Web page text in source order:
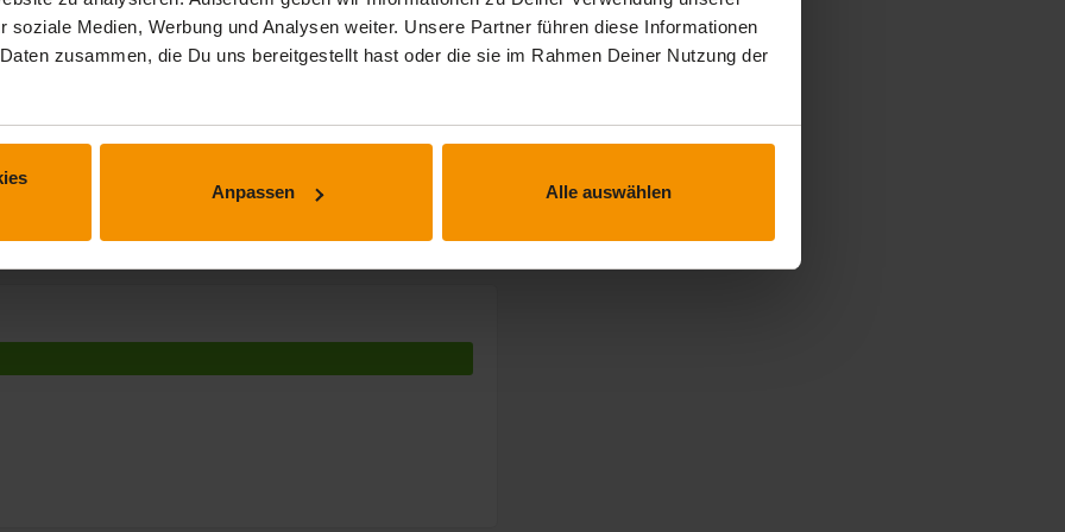
soziale Medien, Werbung und Analysen weiter. Unsere Partner führen diese Informationen
zusammen, die Du uns bereitgestellt hast oder die sie im Rahmen Deiner Nutzung der
Anpassen Alle auswählen